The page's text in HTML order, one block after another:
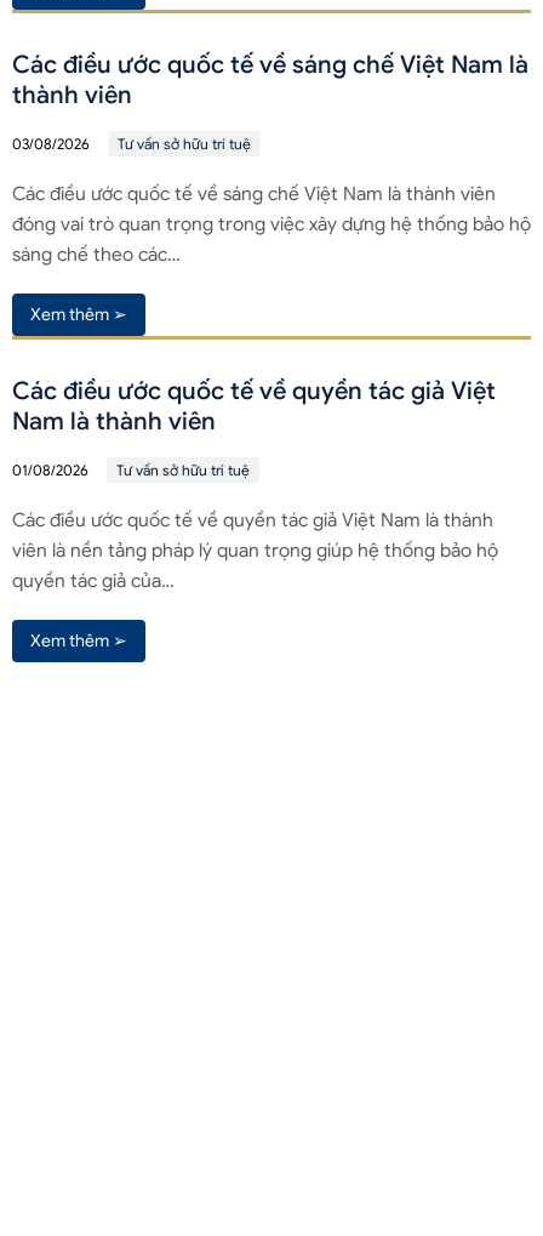
Các điều ước quốc tế về sáng chế Việt Nam là
thành viên
03/08/2026 Tư vấn sở hữu trí tuệ
Các điều ước quốc tế về sáng chế Việt Nam là thành viên
đóng vai trò quan trọng trong việc xây dựng hệ thống bảo hộ
sáng chế theo các…
Xem thêm ➢
Các điều ước quốc tế về quyền tác giả Việt
Nam là thành viên
01/08/2026 Tư vấn sở hữu trí tuệ
Các điều ước quốc tế về quyền tác giả Việt Nam là thành
viên là nền tảng pháp lý quan trọng giúp hệ thống bảo hộ
quyền tác giả của…
Xem thêm ➢